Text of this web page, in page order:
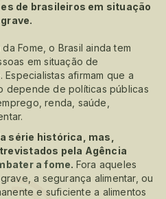
de brasileiros em situação
Fome, o Brasil ainda tem
em situação de
afirmam que a
depende de políticas públicas
renda, saúde,
série histórica, mas,
pela Agência
a fome. Fora aqueles
a segurança alimentar, ou
e suficiente a alimentos